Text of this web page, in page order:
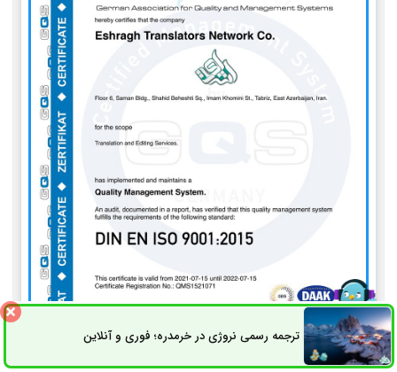
ترجمه رسمی نروژی در خرمدره؛ فوری و آنلاینثبت سفارش راه های ارتباطی